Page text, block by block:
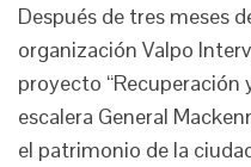
Después de tres meses
organización Valpo
proyecto “Recuperación
escalera General
el patrimonio de la